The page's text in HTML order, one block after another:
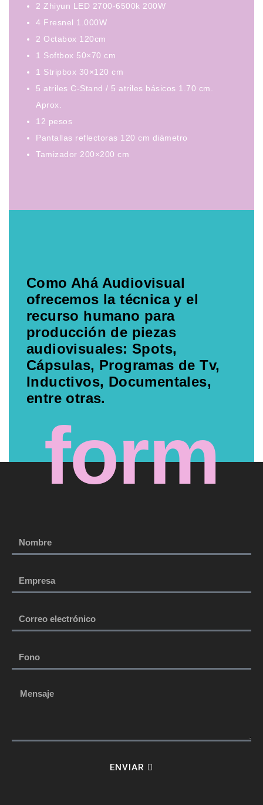
2 Zhiyun LED 2700-6500k 200W
4 Fresnel 1.000W
2 Octabox 120cm
1 Softbox 50×70 cm
1 Stripbox 30×120 cm
5 atriles C-Stand / 5 atriles básicos 1.70 cm.
Aprox.
12 pesos
Pantallas reflectoras 120 cm diámetro
Tamizador 200×200 cm
Como Ahá Audiovisual
ofrecemos la técnica y el
recurso humano para
producción de piezas
audiovisuales: Spots,
Cápsulas, Programas de Tv,
Inductivos, Documentales,
entre otras.
form
ENVIAR